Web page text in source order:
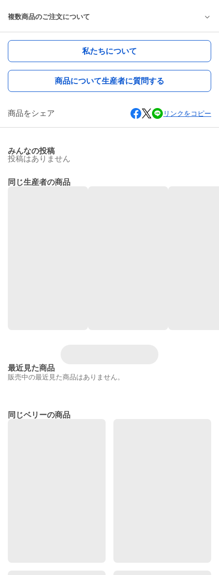
複数商品のご注文について
私たちについて
商品について生産者に質問する
商品をシェア リンクをコピー
みんなの投稿
投稿はありません
同じ生産者の商品
最近見た商品
販売中の最近見た商品はありません。
同じベリーの商品